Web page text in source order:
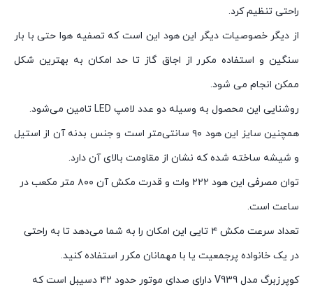
راحتی تنظیم کرد.
از دیگر خصوصیات دیگر این هود این است که تصفیه هوا حتی با بار
سنگین و استفاده مکرر از اجاق گاز تا حد امکان به بهترین شکل
ممکن انجام می شود.
روشنایی این محصول به وسیله دو عدد لامپ LED تامین می‌شود.
همچنین سایز این هود ۹۰ سانتی‌متر است و جنس بدنه آن از استیل
و شیشه ساخته شده که نشان از مقاومت بالای آن دارد.
توان مصرفی این هود ۲۲۲ وات و قدرت مکش آن ۸۰۰ متر مکعب در
ساعت است.
تعداد سرعت مکش ۴ تایی این امکان را به شما می‌دهد تا به راحتی
در یک خانواده پرجمعیت یا با مهمانان مکرر استفاده کنید.
کوپرزبرگ مدل V939 دارای صدای موتور حدود ۴۲ دسیبل است که